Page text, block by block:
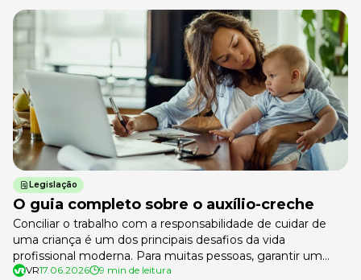
Legislação
O guia completo sobre o auxílio-creche
Conciliar o trabalho com a responsabilidade de cuidar de
uma criança é um dos principais desafios da vida
profissional moderna. Para muitas pessoas, garantir um
lugar seguro e de qualidade para deixar as crianças durante
VR17.06.2026 9 min de leitura